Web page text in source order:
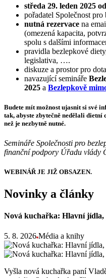
středa 29. leden 2025
pořadatel Společnost
nutná rezervace na
(omezená kapacita,
spolu s dalšími
pravidla bezlepkové
legislativa, ….
diskuze a prostor pro
navazující semináře
2025 a Bezlepkově
Budete mít možnost ujasnit si své
tak, abyste zbytečně nedělali dietní
než je nezbytně nutné.
Semináře Společnosti pro
finanční podpory Úřadu vlády
WEBINÁŘ JE JIŽ OBSAZEN.
Novinky a články
Nová kuchařka: Hlavní jídla,
5. 8. 2026 Média a knihy
Vyšla nová kuchařka paní